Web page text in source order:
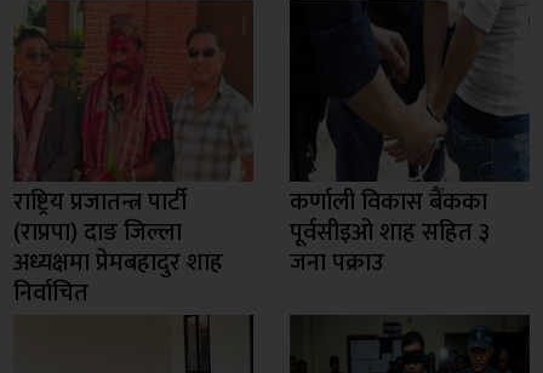
राष्ट्रिय प्रजातन्त्र पार्टी
(राप्रपा) दाङ जिल्ला
अध्यक्षमा प्रेमबहादुर शाह
निर्वाचित
कर्णाली विकास बैंकका
पूर्वसीइओ शाह सहित ३
जना पक्राउ